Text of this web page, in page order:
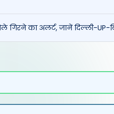
ic
k:
te
का अलर्ट, जानें दिल्ली-UP-